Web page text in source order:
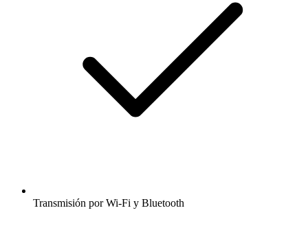
Transmisión por Wi-Fi y Bluetooth